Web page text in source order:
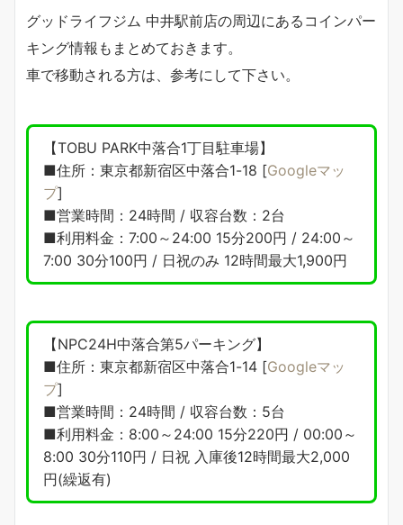
グッドライフジム 中井駅前店の周辺にあるコインパー
キング情報もまとめておきます。
車で移動される方は、参考にして下さい。
【TOBU PARK中落合1丁目駐車場】
■住所：東京都新宿区中落合1-18 [Googleマッ
プ]
■営業時間：24時間 / 収容台数：2台
■利用料金：7:00～24:00 15分200円 / 24:00～
7:00 30分100円 / 日祝のみ 12時間最大1,900円
【NPC24H中落合第5パーキング】
■住所：東京都新宿区中落合1-14 [Googleマッ
プ]
■営業時間：24時間 / 収容台数：5台
■利用料金：8:00～24:00 15分220円 / 00:00～
8:00 30分110円 / 日祝 入庫後12時間最大2,000
円(繰返有)